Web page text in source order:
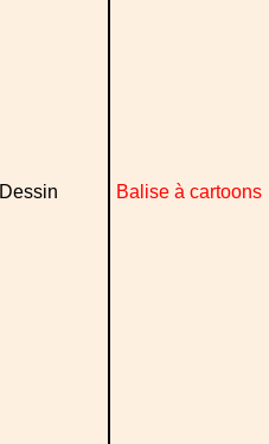
Dessin Balise à cartoons